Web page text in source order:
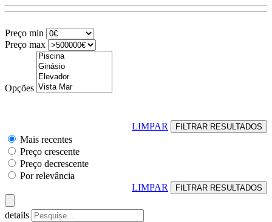
Preço min
Preço max
Opções
LIMPAR
Mais recentes
Preço crescente
Preço decrescente
Por relevância
LIMPAR
details